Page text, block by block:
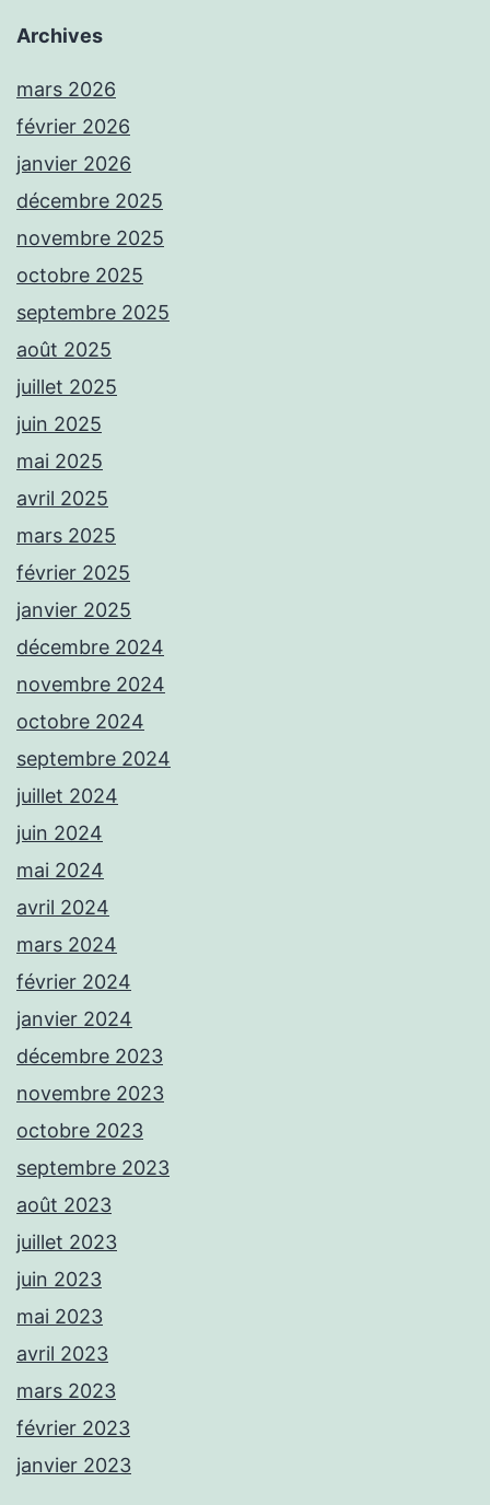
Archives
mars 2026
février 2026
janvier 2026
décembre 2025
novembre 2025
octobre 2025
septembre 2025
août 2025
juillet 2025
juin 2025
mai 2025
avril 2025
mars 2025
février 2025
janvier 2025
décembre 2024
novembre 2024
octobre 2024
septembre 2024
juillet 2024
juin 2024
mai 2024
avril 2024
mars 2024
février 2024
janvier 2024
décembre 2023
novembre 2023
octobre 2023
septembre 2023
août 2023
juillet 2023
juin 2023
mai 2023
avril 2023
mars 2023
février 2023
janvier 2023